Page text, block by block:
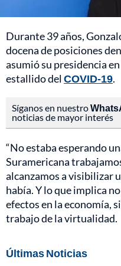
Durante 39 años,
docena de posiciones
asumió su presidencia
estallido delCOVID-19.
Síganos en nuestro
noticias de mayor interés
“No estaba esperando
Suramericana
alcanzamos a visibilizar
había. Y lo que implica
efectos en la economía,
trabajo de la virtualidad.
Últimas Noticias